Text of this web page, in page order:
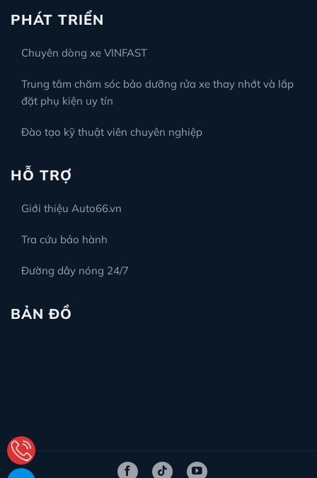
PHÁT TRIỂN
Chuyên dòng xe VINFAST
Trung tâm chăm sóc bảo dưỡng rửa xe thay nhớt và lắp
đặt phụ kiện uy tín
Đào tạo kỹ thuật viên chuyên nghiệp
HỖ TRỢ
Giới thiệu Auto66.vn
Tra cứu bảo hành
Đường dây nóng 24/7
BẢN ĐỒ